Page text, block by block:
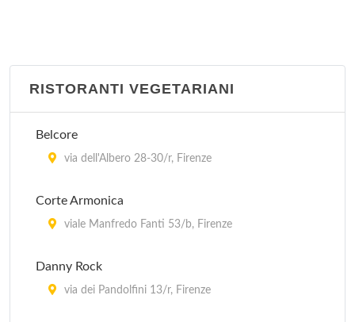
RISTORANTI VEGETARIANI
Belcore
via dell'Albero 28-30/r, Firenze
Corte Armonica
viale Manfredo Fanti 53/b, Firenze
Danny Rock
via dei Pandolfini 13/r, Firenze